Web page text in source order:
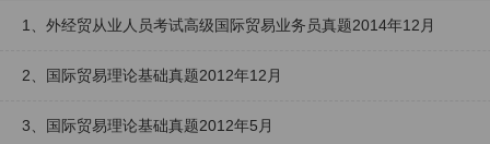
1、外经贸从业人员考试高级国际贸易业务员真题2014年12月
2、国际贸易理论基础真题2012年12月
3、国际贸易理论基础真题2012年5月